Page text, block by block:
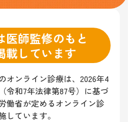
医師監修のもと
載しています
オンライン診療は、2026年4
令和7年法律第87号）に基づ
働省が定めるオンライン診
しています。